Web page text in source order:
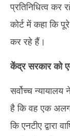
प्रतिनिधित्व कर
कोर्ट में कहा कि
कर रहे हैं।
केंद्र सरकार को
सर्वोच्च न्यायालय
है कि वह एक अलग
कि एनटीए द्वारा